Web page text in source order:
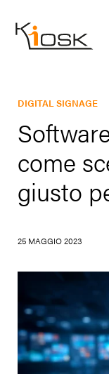
DIGITAL SIGNAGE
come
giusto
25 MAGGIO 2023